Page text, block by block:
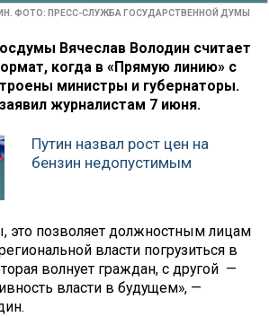
ФОТО: ПРЕСС-СЛУЖБА ГОСУДАРСТВЕННОЙ ДУМЫ
Вячеслав Володин считает
когда в «Прямую линию» с
министры и губернаторы.
журналистам 7 июня.
Путин назвал рост цен на
бензин недопустимым
это позволяет должностным лицам
власти погрузиться в
волнует граждан, с другой —
власти в будущем», —